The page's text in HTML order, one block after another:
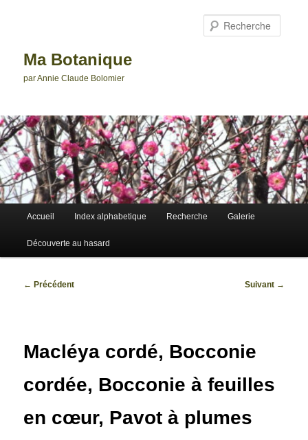
Ma Botanique
par Annie Claude Bolomier
Accueil Index alphabetique Recherche Galerie
Découverte au hasard
Navigation
← Précédent Suivant →
Macléya cordé, Bocconie
cordée, Bocconie à feuilles
en cœur, Pavot à plumes